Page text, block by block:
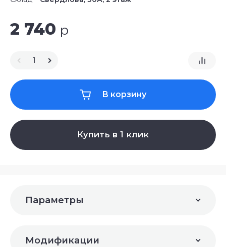
2 740 р
В корзину
Купить в 1 клик
Параметры
Модификации